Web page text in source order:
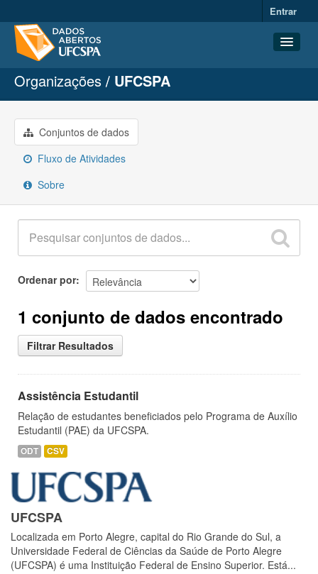
Entrar
Conjuntos de dados
Organizações
Grupos
Sobre
Organizações UFCSPA
Conjuntos de dados
Fluxo de Atividades
Sobre
Ordenar por
1 conjunto de dados encontrado
Filtrar Resultados
Assistência Estudantil
Relação de estudantes beneficiados pelo Programa de Auxílio
Estudantil (PAE) da UFCSPA.
ODT CSV
UFCSPA
Localizada em Porto Alegre, capital do Rio Grande do Sul, a
Universidade Federal de Ciências da Saúde de Porto Alegre
(UFCSPA) é uma Instituição Federal de Ensino Superior. Está...